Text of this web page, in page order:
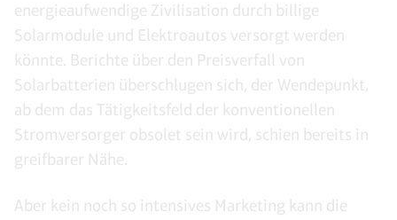
energieaufwendige Zivilisation durch billige
Solarmodule und Elektroautos versorgt werden
könnte. Berichte über den Preisverfall von
Solarbatterien überschlugen sich, der Wendepunkt,
ab dem das Tätigkeitsfeld der konventionellen
Stromversorger obsolet sein wird, schien bereits in
greifbarer Nähe.
Aber kein noch so intensives Marketing kann die